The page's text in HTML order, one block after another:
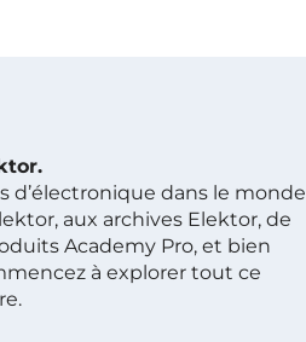
d’électronique dans le monde
aux archives Elektor, de
Academy Pro, et bien
à explorer tout ce